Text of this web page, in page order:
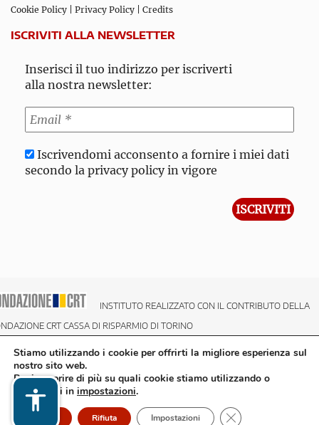
Cookie Policy Privacy Policy Credits
ISCRIVITI ALLA NEWSLETTER
Inserisci il tuo indirizzo per iscriverti
alla nostra newsletter:
Iscrivendomi acconsento a fornire i miei dati
secondo la privacy policy in vigore
INSTITUTO REALIZZATO CON IL CONTRIBUTO DELLA
CRT CASSA DI RISPARMIO DI TORINO
Stiamo utilizzando i cookie per offrirti la migliore esperienza sul
nostro sito web.
Puoi scoprire di più su quali cookie stiamo utilizzando o
disattivarli in impostazioni.
Accetto Rifiuta Impostazioni Close GDPR